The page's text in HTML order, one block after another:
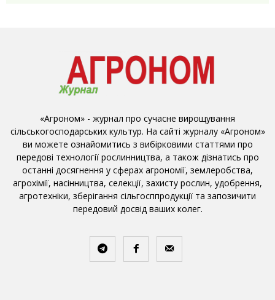
«Агроном» - журнал про сучасне вирощування
сільськогосподарських культур. На сайті журналу «Агроном»
ви можете ознайомитись з вибірковими статтями про
передові технології рослинництва, а також дізнатись про
останні досягнення у сферах агрономії, землеробства,
агрохімії, насінництва, селекції, захисту рослин, удобрення,
агротехніки, зберігання сільгосппродукції та запозичити
передовий досвід ваших колег.